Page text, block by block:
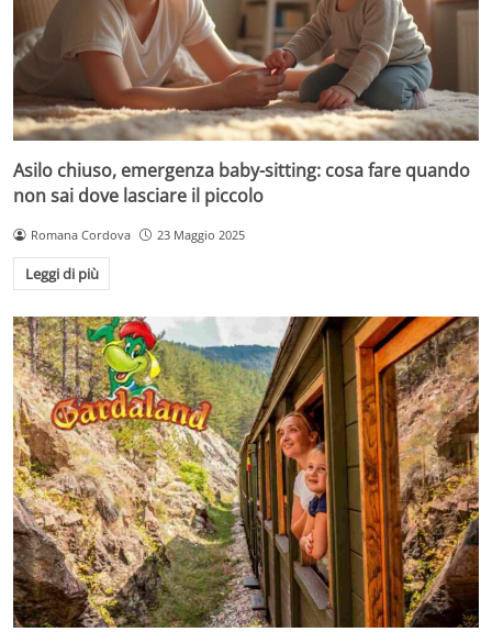
Asilo chiuso, emergenza baby-sitting: cosa fare quando
non sai dove lasciare il piccolo
Romana Cordova 23 Maggio 2025
Leggi di più